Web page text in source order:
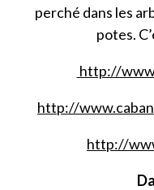
perché dans les
potes.
http://
http://
http://